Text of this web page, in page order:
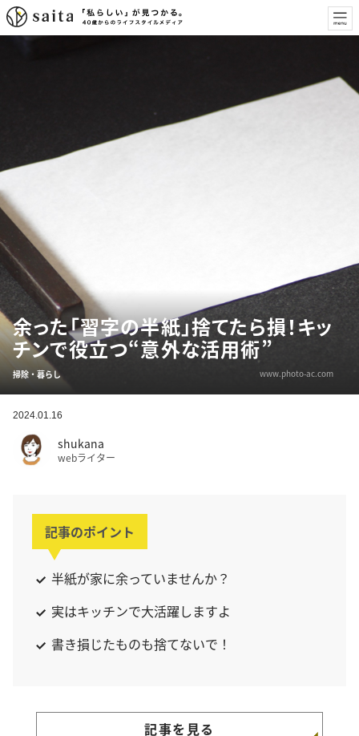
余った「習字の半紙」捨てたら損！キッ
チンで役立つ“意外な活用術”
掃除・暮らし www.photo-ac.com
2024.01.16
shukana
webライター
記事のポイント
半紙が家に余っていませんか？
実はキッチンで大活躍しますよ
書き損じたものも捨てないで！
記事を見る